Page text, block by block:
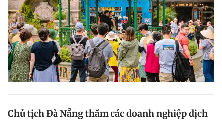
Chủ tịch Đà Nẵng thăm các doanh nghiệp dịch